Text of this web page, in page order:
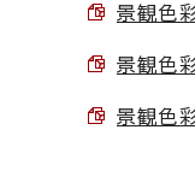
景観色
景観色
景観色